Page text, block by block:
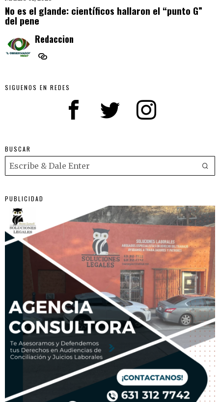
No es el glande: científicos hallaron el “punto G”
del pene
Redaccion
SIGUENOS EN REDES
BUSCAR
PUBLICIDAD